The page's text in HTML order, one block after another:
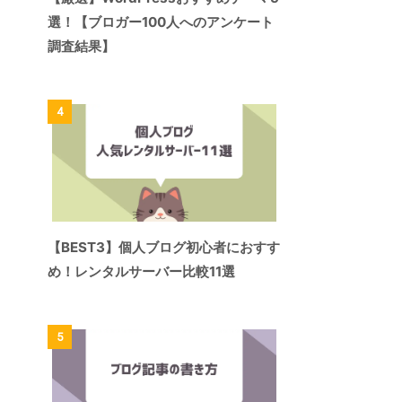
選！【ブロガー100人へのアンケート
調査結果】
4
【BEST3】個人ブログ初心者におすす
め！レンタルサーバー比較11選
5